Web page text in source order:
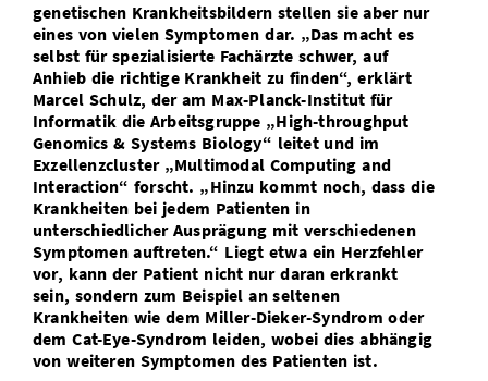
Vom Studium in den Beruf
Study Scheduler
Bibliothek
Open Science/Open Access
Start-ups
IT-Themenabend
Ranking
Zahlen & Fakten
Preise, Auszeichnungen und Förderungen
Kontakt
SIC Merchandise
SIC Podcast
Anfahrt
AnsprechpartnerInnen, Personen, Forschungsgruppen
Termine, Vorträge und Veranstaltungen
Alumni
genetischen Krankheitsbildern stellen sie aber nur
eines von vielen Symptomen dar. „Das macht es
selbst für spezialisierte Fachärzte schwer, auf
Anhieb die richtige Krankheit zu finden“, erklärt
Marcel Schulz, der am Max-Planck-Institut für
Informatik die Arbeitsgruppe „High-throughput
Genomics & Systems Biology“ leitet und im
Exzellenzcluster „Multimodal Computing and
Interaction“ forscht. „Hinzu kommt noch, dass die
Krankheiten bei jedem Patienten in
unterschiedlicher Ausprägung mit verschiedenen
Symptomen auftreten.“ Liegt etwa ein Herzfehler
vor, kann der Patient nicht nur daran erkrankt
sein, sondern zum Beispiel an seltenen
Krankheiten wie dem Miller-Dieker-Syndrom oder
dem Cat-Eye-Syndrom leiden, wobei dies abhängig
von weiteren Symptomen des Patienten ist.